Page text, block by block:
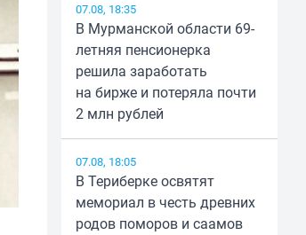
07.08, 18:35
В Мурманской области 69-
летняя пенсионерка
решила заработать
на бирже и потеряла почти
2 млн рублей
07.08, 18:05
В Териберке освятят
мемориал в честь древних
родов поморов и саамов